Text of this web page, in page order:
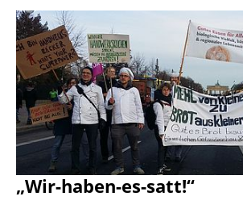
„Wir-haben-es-satt!“